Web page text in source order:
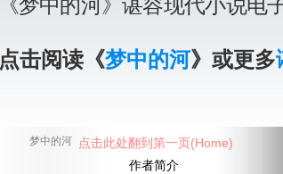
《梦中的河》谌容现代小说电
点击阅读《梦中的河》或更多
梦中的河
作者简介
点击此处翻到第一页(Home)